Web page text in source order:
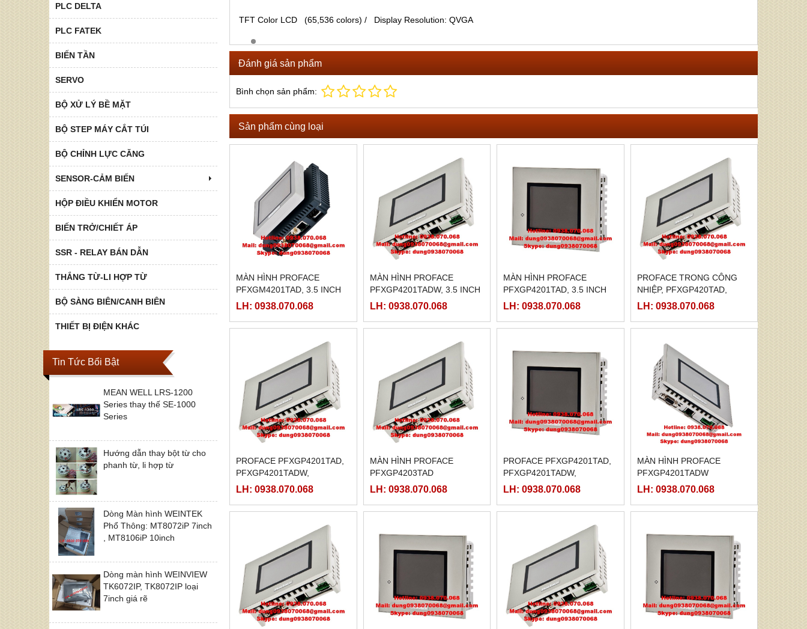
PLC DELTA
PLC FATEK
BIẾN TẦN
SERVO
BỘ XỬ LÝ BỀ MẶT
BỘ STEP MÁY CẮT TÚI
BỘ CHỈNH LỰC CĂNG
SENSOR-CẢM BIẾN
HỘP ĐIỀU KHIỂN MOTOR
BIẾN TRỞ/CHIẾT ÁP
SSR - RELAY BÁN DẪN
THẮNG TỪ-LI HỢP TỪ
BỘ SÀNG BIÊN/CANH BIÊN
THIẾT BỊ ĐIỆN KHÁC
Tin Tức Bổi Bật
MEAN WELL LRS-1200
Series thay thế SE-1000
Series
Hướng dẫn thay bột từ cho
phanh từ, li hợp từ
Dòng Màn hình WEINTEK
Phổ Thông: MT8072iP 7inch
, MT8106iP 10inch
Dòng màn hình WEINVIEW
TK6072IP, TK8072IP loại
7inch giá rẽ
TFT Color LCD (65,536 colors) / Display Resolution: QVGA
Đánh giá sản phẩm
Bình chọn sản phẩm:
Sản phẩm cùng loại
MÀN HÌNH PROFACE
PFXGM4201TAD, 3.5 INCH
LH: 0938.070.068
MÀN HÌNH PROFACE
PFXGP4201TADW, 3.5 INCH
LH: 0938.070.068
MÀN HÌNH PROFACE
PFXGP4201TAD, 3.5 INCH
LH: 0938.070.068
PROFACE TRONG CÔNG
NHIỆP, PFXGP420TAD,
PFXGP4201TADW,
LH: 0938.070.068
PROFACE PFXGP4201TAD,
PFXGP4201TADW,
PFXGP4203TAD
LH: 0938.070.068
MÀN HÌNH PROFACE
PFXGP4203TAD
LH: 0938.070.068
PROFACE PFXGP4201TAD,
PFXGP4201TADW,
PFXGP4203TAD
LH: 0938.070.068
MÀN HÌNH PROFACE
PFXGP4201TADW
LH: 0938.070.068